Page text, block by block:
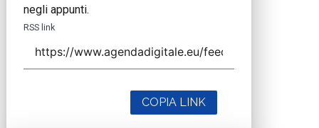
negli appunti.
RSS link
COPIA LINK